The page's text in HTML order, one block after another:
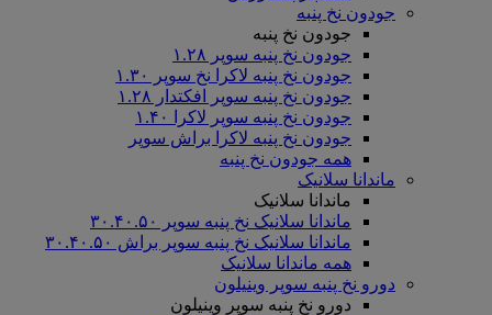
جودون نخ پنبه
جودون نخ پنبه
جودون نخ پنبه سوپر ۱.۲۸
جودون نخ پنبه لاکرا نخ سوپر ۱.۳۰
جودون نخ پنبه سوپر افکتدار ۱.۲۸
جودون نخ پنبه سوپر لاکرا ۱.۴۰
جودون نخ پنبه لاکرا براش سوپر
همه جودون نخ پنبه
ماندانا سلانیک
ماندانا سلانیک
ماندانا سلانیک نخ پنبه سوپر ۳۰.۴۰.۵۰
ماندانا سلانیک نخ پنبه سوپر براش ۳۰.۴۰.۵۰
همه ماندانا سلانیک
دورو نخ پنبه سوپر وینیلون
دورو نخ پنبه سوپر وینیلون